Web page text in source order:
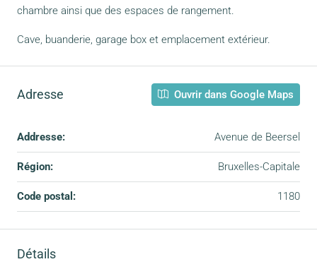
chambre ainsi que des espaces de rangement.
Cave, buanderie, garage box et emplacement extérieur.
Adresse Ouvrir dans Google Maps
Addresse: Avenue de Beersel
Région: Bruxelles-Capitale
Code postal: 1180
Détails